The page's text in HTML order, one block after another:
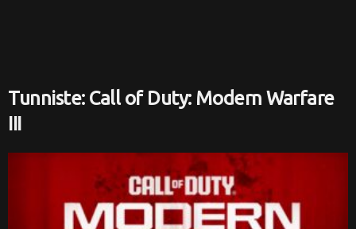
Tunniste: Call of Duty: Modern Warfare